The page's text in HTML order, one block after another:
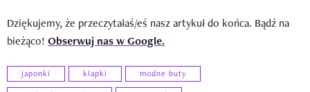
Dziękujemy, że przeczytałaś/eś nasz artykuł do końca. Bądź na
bieżąco! Obserwuj nas w Google.
japonki klapki
modne buty